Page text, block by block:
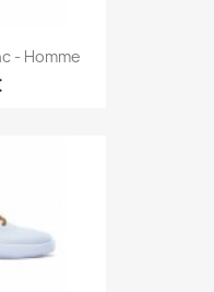
- Homme